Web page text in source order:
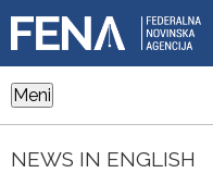
Meni
NEWS IN ENGLISH